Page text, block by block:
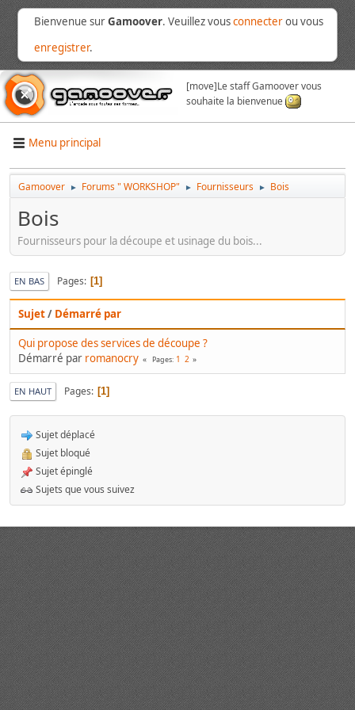
Bienvenue surGamoover. Veuillez vousconnecterou vous
enregistrer.
[move]Le staff Gamoover vous
souhaite la bienvenue
Menu principal
Gamoover ► Forums " WORKSHOP" ► Fournisseurs ► Bois
Bois
Fournisseurs pour la découpe et usinage du bois...
EN BAS Pages 1
Sujet/ Démarré par
Qui propose des services de découpe ?
Démarré par romanocry Pages 1 2
EN HAUT Pages 1
Sujet déplacé
Sujet bloqué
Sujet épinglé
Sujets que vous suivez